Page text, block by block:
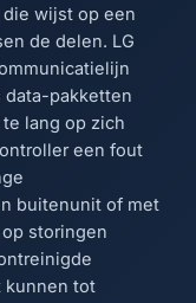
wijst op een
de delen. LG
pakketten
lang op zich
een fout
buitenunit of met
storingen
kunnen tot